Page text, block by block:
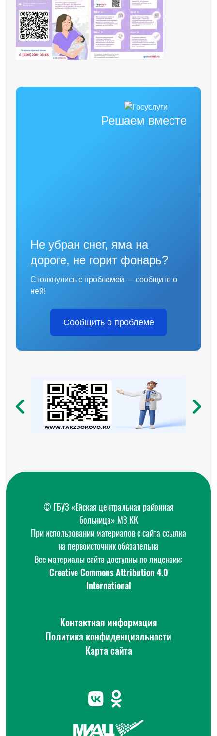
Решаем вместе
Не убран снег, яма на
дороге, не горит фонарь?
Столкнулись с проблемой — сообщите о
ней!
Сообщить о проблеме
© ГБУЗ «Ейская центральная районная
больница» МЗ КК
При использовании материалов с сайта ссылка
на первоисточник обязательна
Все материалы сайта доступны по лицензии:
Creative Commons Attribution 4.0
International
Контактная информация
Политика конфиденциальности
Карта сайта